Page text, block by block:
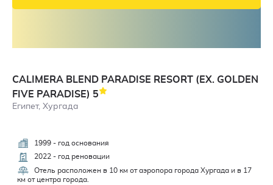
CALIMERA BLEND PARADISE RESORT (EX. GOLDEN
FIVE PARADISE) 5
Египет, Хургада
1999 - год основания
2022 - год реновации
Отель расположен в 10 км от аэропора города Хургада и в 17
км от центра города.